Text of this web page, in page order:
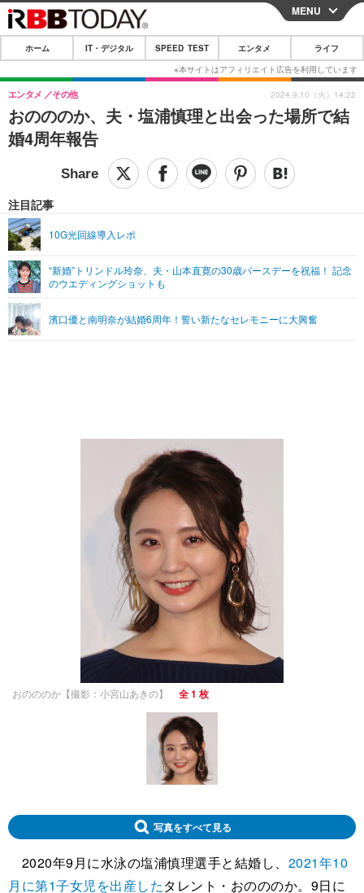
CLOSE
ホーム
IT・デジタル
IT・デジタルTOP スマートフォン
ショッピング その他
SPEED TEST
エンタメTOP 映画・ドラマ
グラビア
ショッピング その他
ライフTOP
その他
リリース一覧
プッシュ通知の停止方法
MENU
ホーム IT・デジタル SPEED TEST エンタメ ライフ
おのののか、夫・塩浦慎理と出会った場所で結
婚4周年報告
エンタメ その他
注目記事
10G光回線導入レポ
“新婚”トリンドル玲奈、夫・山本直寛の30歳バースデーを祝福！ 記念
のウエディングショットも
濱口優と南明奈が結婚6周年！誓い新たなセレモニーに大興奮
2024.9.10（火）14:22
おのののか【撮影：小宮山あきの】 全 1 枚
写真をすべて見る
2020年9月に水泳の塩浦慎理選手と結婚し、 2021年10
月に第1子女児を出産したタレント・おのののか。9日に